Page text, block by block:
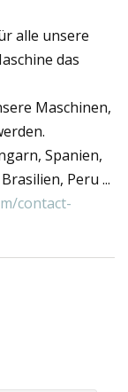
alle unsere
das
Maschinen,
Spanien,
Peru ...
contact-